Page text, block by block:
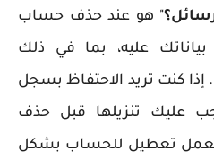
" هو عند حذف حساب
عليه، بما في ذلك
إذا كنت تريد الاحتفاظ بسجل
عليك تنزيلها قبل حذف
تعطيل للحساب بشكل